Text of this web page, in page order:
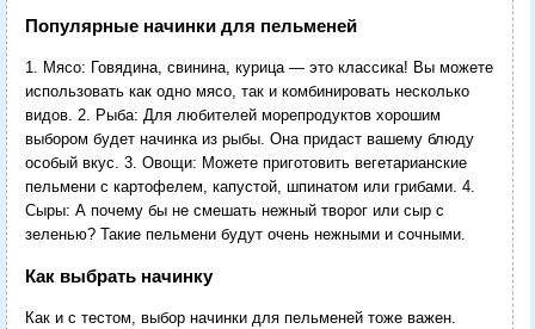
Популярные начинки для пельменей
1. Мясо: Говядина, свинина, курица — это классика! Вы можете
использовать как одно мясо, так и комбинировать несколько
видов. 2. Рыба: Для любителей морепродуктов хорошим
выбором будет начинка из рыбы. Она придаст вашему блюду
особый вкус. 3. Овощи: Можете приготовить вегетарианские
пельмени с картофелем, капустой, шпинатом или грибами. 4.
Сыры: А почему бы не смешать нежный творог или сыр с
зеленью? Такие пельмени будут очень нежными и сочными.
Как выбрать начинку
Как и с тестом, выбор начинки для пельменей тоже важен.